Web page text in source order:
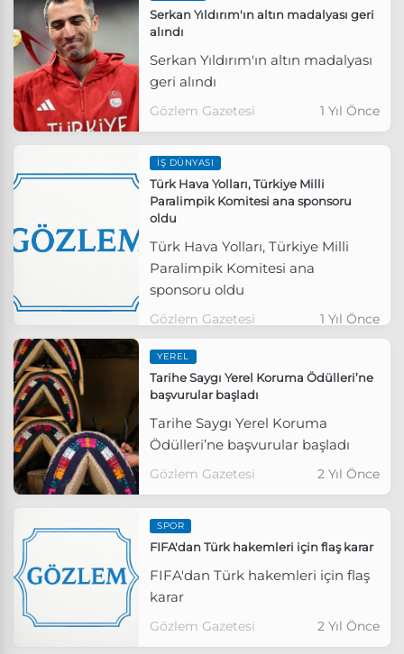
Serkan Yıldırım'ın altın madalyası geri
alındı
Serkan Yıldırım'ın altın madalyası
geri alındı
Gözlem Gazetesi 1 Yıl Önce
İŞ DÜNYASI
Türk Hava Yolları, Türkiye Milli
Paralimpik Komitesi ana sponsoru
oldu
Türk Hava Yolları, Türkiye Milli
Paralimpik Komitesi ana
sponsoru oldu
Gözlem Gazetesi 1 Yıl Önce
YEREL
Tarihe Saygı Yerel Koruma Ödülleri’ne
başvurular başladı
Tarihe Saygı Yerel Koruma
Ödülleri’ne başvurular başladı
Gözlem Gazetesi 2 Yıl Önce
SPOR
FIFA'dan Türk hakemleri için flaş karar
FIFA'dan Türk hakemleri için flaş
karar
Gözlem Gazetesi 2 Yıl Önce